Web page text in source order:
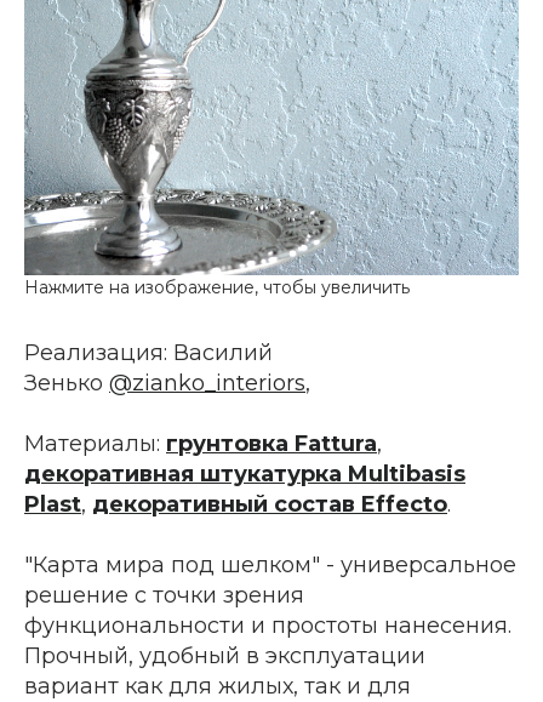
Реализация: Василий
Зенько @zianko_interiors,
Материалы: грунтовка Fattura,
декоративная штукатурка Multibasis
Plast, декоративный состав Effecto.
"Карта мира под шелком" - универсальное
решение с точки зрения
функциональности и простоты нанесения.
Прочный, удобный в эксплуатации
вариант как для жилых, так и для